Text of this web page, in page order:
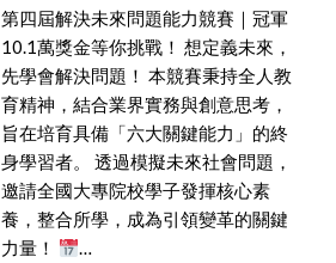
第四屆解決未來問題能力競賽｜冠軍
10.1萬獎金等你挑戰！ 想定義未來，
先學會解決問題！ 本競賽秉持全人教
育精神，結合業界實務與創意思考，
旨在培育具備「六大關鍵能力」的終
身學習者。 透過模擬未來社會問題，
邀請全國大專院校學子發揮核心素
養，整合所學，成為引領變革的關鍵
力量！
…